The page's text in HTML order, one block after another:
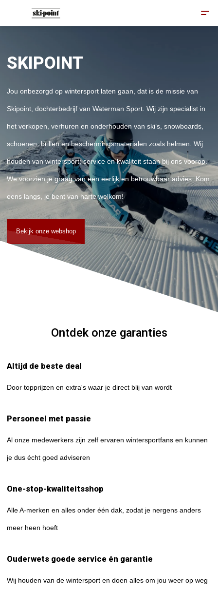
SKIPOINT
Jou onbezorgd op wintersport laten gaan, dat is de missie van
Skipoint, dochterbedrijf van Waterman Sport. Wij zijn specialist in
het verkopen, verhuren en onderhouden van ski’s, snowboards,
schoenen, brillen en beschermingsmaterialen zoals helmen. Wij
houden van wintersport; service en kwaliteit staan bij ons voorop.
We voorzien je graag van een eerlijk en betrouwbaar advies. Kom
eens langs, je bent van harte welkom!
Bekijk onze webshop
Ontdek onze garanties
Altijd de beste deal
Door topprijzen en extra's waar je direct blij van wordt
Personeel met passie
Al onze medewerkers zijn zelf ervaren wintersportfans en kunnen
je dus écht goed adviseren
One-stop-kwaliteitsshop
Alle A-merken en alles onder één dak, zodat je nergens anders
meer heen hoeft
Ouderwets goede service én garantie
Wij houden van de wintersport en doen alles om jou weer op weg